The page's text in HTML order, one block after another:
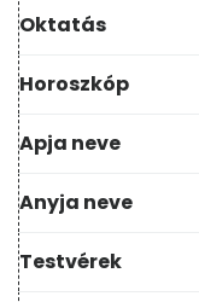
Oktatás
Horoszkóp
Apja neve
Anyja neve
Testvérek